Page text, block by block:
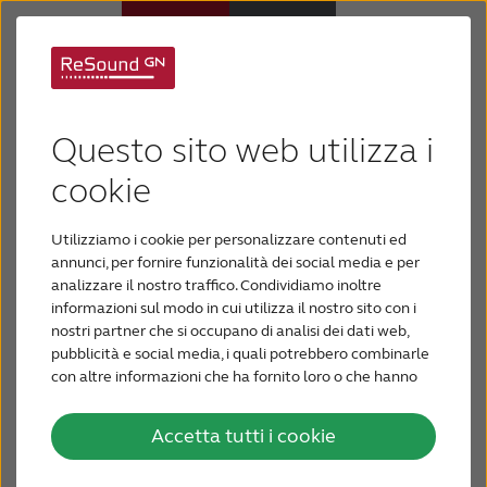
Questo sito web utilizza i
cookie
Utilizziamo i cookie per personalizzare contenuti ed
annunci, per fornire funzionalità dei social media e per
analizzare il nostro traffico. Condividiamo inoltre
informazioni sul modo in cui utilizza il nostro sito con i
nostri partner che si occupano di analisi dei dati web,
pubblicità e social media, i quali potrebbero combinarle
con altre informazioni che ha fornito loro o che hanno
In ottemperanza alle Nuove Linee Guida della
Accetta tutti i cookie
Ipoacusia
Supporto e assistenza
Perché ReSound
PER GLI AUDIOPROTESISTI
BLOG
GN presenta suoni
innovativi al CES di
Las Vegas.
All'International Consumer Electronics Show
(CES) di Las Vegas, GN ReSound ha ottenuto il
premio Bluetooth Breakthrough 2016 nella
categoria Applicazioni per la sua app ReSound
Smart™ per Apple Watch.
Dal 6 al 9 gennaio, GN ReSound e Jabra